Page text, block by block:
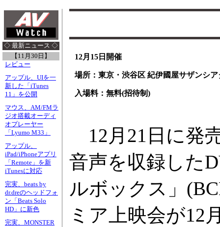
◇ 最新ニュース ◇
【11月30日】
レビュー
アップル、UIを一
新した「iTunes
11」を公開
マウス、AM/FMラ
ジオ搭載オーディ
オプレーヤー
「Lyumo M33」
アップル、
iPad/iPhoneアプリ
「Remote」を新
iTunesに対応
完実、beats by
dr.dreのヘッドフォ
ン「Beats Solo
HD」に新色
完実、MONSTER
12月15日開催
場所：東京・渋谷区 紀伊國屋サザンシア
入場料：無料(招待制)
12月21日に発
音声を収録した
ルボックス」
ミア上映会が12